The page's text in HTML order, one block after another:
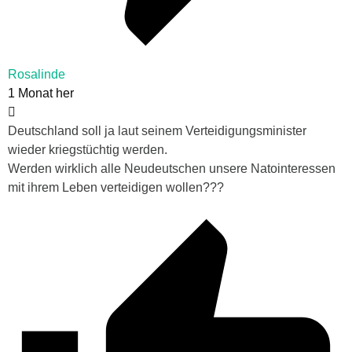
Rosalinde
1 Monat her
Deutschland soll ja laut seinem Verteidigungsminister
wieder kriegstüchtig werden.
Werden wirklich alle Neudeutschen unsere Natointeressen
mit ihrem Leben verteidigen wollen???